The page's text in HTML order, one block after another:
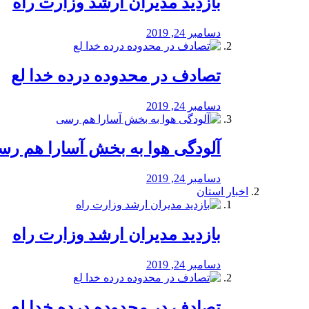
دسامبر 24, 2019
تصادف در محدوده درده خدا لع
دسامبر 24, 2019
آلودگی هوا به بخش آسارا هم
دسامبر 24, 2019
اخبار استان
بازدید مدیران ارشد وزارت راه
دسامبر 24, 2019